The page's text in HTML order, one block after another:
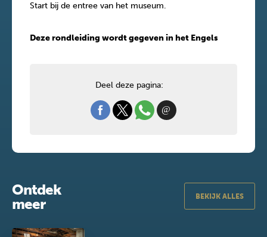
Start bij de entree van het museum.
Deze rondleiding wordt gegeven in het Engels
Deel deze pagina:
Ontdek
meer
BEKIJK ALLES